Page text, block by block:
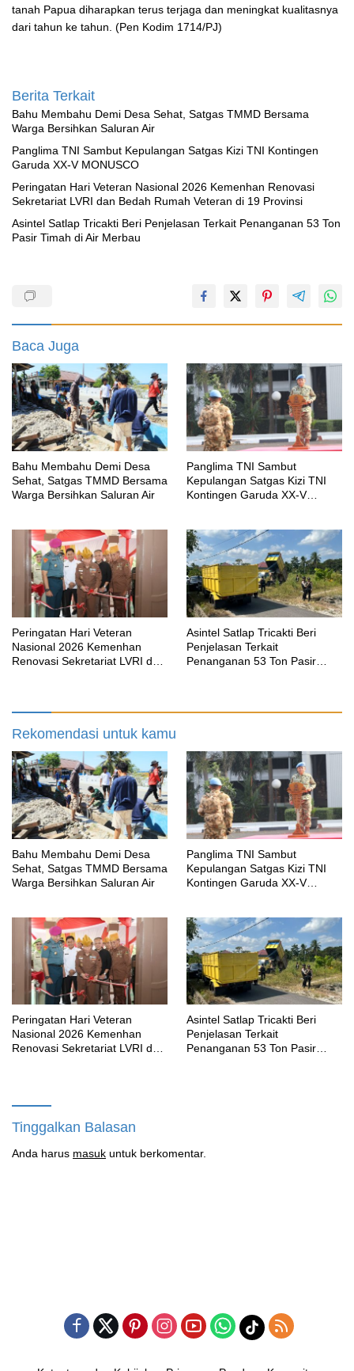
tanah Papua diharapkan terus terjaga dan meningkat kualitasnya
dari tahun ke tahun. (Pen Kodim 1714/PJ)
Berita Terkait
Bahu Membahu Demi Desa Sehat, Satgas TMMD Bersama
Warga Bersihkan Saluran Air
Panglima TNI Sambut Kepulangan Satgas Kizi TNI Kontingen
Garuda XX-V MONUSCO
Peringatan Hari Veteran Nasional 2026 Kemenhan Renovasi
Sekretariat LVRI dan Bedah Rumah Veteran di 19 Provinsi
Asintel Satlap Tricakti Beri Penjelasan Terkait Penanganan 53 Ton
Pasir Timah di Air Merbau
Baca Juga
Bahu Membahu Demi Desa
Sehat, Satgas TMMD Bersama
Warga Bersihkan Saluran Air
Panglima TNI Sambut
Kepulangan Satgas Kizi TNI
Kontingen Garuda XX-V
Peringatan Hari Veteran
Nasional 2026 Kemenhan
Renovasi Sekretariat LVRI dan
Asintel Satlap Tricakti Beri
Penjelasan Terkait
Penanganan 53 Ton Pasir
Rekomendasi untuk kamu
Bahu Membahu Demi Desa
Sehat, Satgas TMMD Bersama
Warga Bersihkan Saluran Air
Panglima TNI Sambut
Kepulangan Satgas Kizi TNI
Kontingen Garuda XX-V
Peringatan Hari Veteran
Nasional 2026 Kemenhan
Renovasi Sekretariat LVRI dan
Asintel Satlap Tricakti Beri
Penjelasan Terkait
Penanganan 53 Ton Pasir
Tinggalkan Balasan
Anda harus masuk untuk berkomentar.